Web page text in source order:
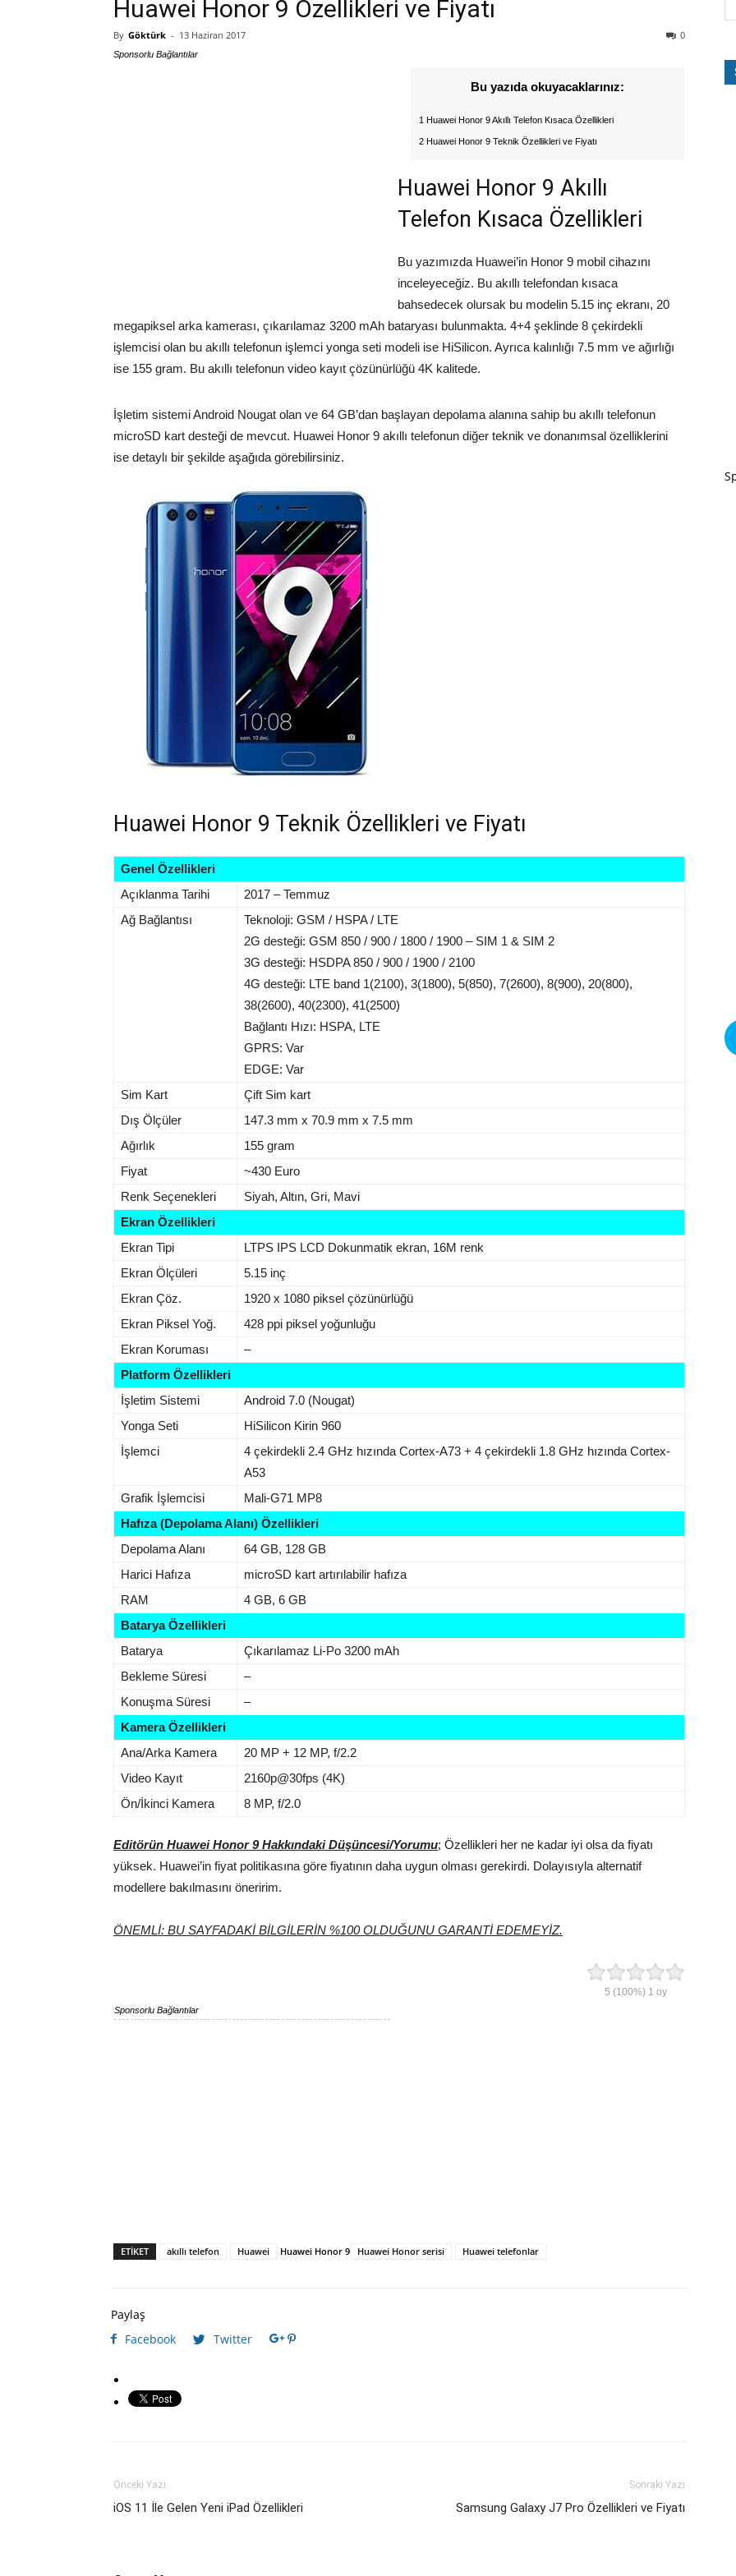
Huawei Honor 9 Özellikleri ve Fiyatı
By Göktürk - 13 Haziran 2017 0
Sponsorlu Bağlantılar
Bu yazıda okuyacaklarınız:
1 Huawei Honor 9 Akıllı Telefon Kısaca Özellikleri
2 Huawei Honor 9 Teknik Özellikleri ve Fiyatı
Huawei Honor 9 Akıllı
Telefon Kısaca Özellikleri
Bu yazımızda Huawei’in Honor 9 mobil cihazını
inceleyeceğiz. Bu akıllı telefondan kısaca
bahsedecek olursak bu modelin 5.15 inç ekranı, 20
megapiksel arka kamerası, çıkarılamaz 3200 mAh bataryası bulunmakta. 4+4 şeklinde 8 çekirdekli
işlemcisi olan bu akıllı telefonun işlemci yonga seti modeli ise HiSilicon. Ayrıca kalınlığı 7.5 mm ve ağırlığı
ise 155 gram. Bu akıllı telefonun video kayıt çözünürlüğü 4K kalitede.
İşletim sistemi Android Nougat olan ve 64 GB’dan başlayan depolama alanına sahip bu akıllı telefonun
microSD kart desteği de mevcut. Huawei Honor 9 akıllı telefonun diğer teknik ve donanımsal özelliklerini
ise detaylı bir şekilde aşağıda görebilirsiniz.
Huawei Honor 9 Teknik Özellikleri ve Fiyatı
Genel Özellikleri
Açıklanma Tarihi
2017 – Temmuz
Ağ Bağlantısı
Teknoloji: GSM / HSPA / LTE
2G desteği: GSM 850 / 900 / 1800 / 1900 – SIM 1 & SIM 2
3G desteği: HSDPA 850 / 900 / 1900 / 2100
4G desteği: LTE band 1(2100), 3(1800), 5(850), 7(2600), 8(900), 20(800),
38(2600), 40(2300), 41(2500)
Bağlantı Hızı: HSPA, LTE
GPRS: Var
EDGE: Var
Sim Kart
Çift Sim kart
Dış Ölçüler
147.3 mm x 70.9 mm x 7.5 mm
Ağırlık
155 gram
Fiyat
~430 Euro
Renk Seçenekleri
Siyah, Altın, Gri, Mavi
Ekran Özellikleri
Ekran Tipi
LTPS IPS LCD Dokunmatik ekran, 16M renk
Ekran Ölçüleri
5.15 inç
Ekran Çöz.
1920 x 1080 piksel çözünürlüğü
Ekran Piksel Yoğ.
428 ppi piksel yoğunluğu
Ekran Koruması
–
Platform Özellikleri
İşletim Sistemi
Android 7.0 (Nougat)
Yonga Seti
HiSilicon Kirin 960
İşlemci
4 çekirdekli 2.4 GHz hızında Cortex-A73 + 4 çekirdekli 1.8 GHz hızında Cortex-
A53
Grafik İşlemcisi
Mali-G71 MP8
Hafıza (Depolama Alanı) Özellikleri
Depolama Alanı
64 GB, 128 GB
Harici Hafıza
microSD kart artırılabilir hafıza
RAM
4 GB, 6 GB
Batarya Özellikleri
Batarya
Çıkarılamaz Li-Po 3200 mAh
Bekleme Süresi
–
Konuşma Süresi
–
Kamera Özellikleri
Ana/Arka Kamera
20 MP + 12 MP, f/2.2
Video Kayıt
2160p@30fps (4K)
Ön/İkinci Kamera
8 MP, f/2.0
Editörün Huawei Honor 9 Hakkındaki Düşüncesi/Yorumu; Özellikleri her ne kadar iyi olsa da fiyatı
yüksek. Huawei’in fiyat politikasına göre fiyatının daha uygun olması gerekirdi. Dolayısıyla alternatif
modellere bakılmasını öneririm.
ÖNEMLİ: BU SAYFADAKİ BİLGİLERİN %100 OLDUĞUNU GARANTİ EDEMEYİZ.
5 (100%) 1 oy
Sponsorlu Bağlantılar
ETIKET akıllı telefon Huawei Huawei Honor 9 Huawei Honor serisi Huawei telefonlar
Paylaş
Facebook
Twitter
Önceki Yazı
iOS 11 İle Gelen Yeni iPad Özellikleri
Sonraki Yazı
Samsung Galaxy J7 Pro Özellikleri ve Fiyatı